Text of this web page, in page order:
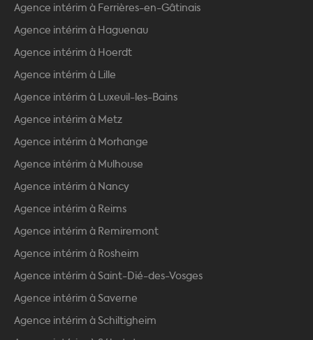
Agence intérim à Ferrières-en-Gâtinais
Agence intérim à Haguenau
Agence intérim à Hoerdt
Agence intérim à Lille
Agence intérim à Luxeuil-les-Bains
Agence intérim à Metz
Agence intérim à Morhange
Agence intérim à Mulhouse
Agence intérim à Nancy
Agence intérim à Reims
Agence intérim à Remiremont
Agence intérim à Rosheim
Agence intérim à Saint-Dié-des-Vosges
Agence intérim à Saverne
Agence intérim à Schiltigheim